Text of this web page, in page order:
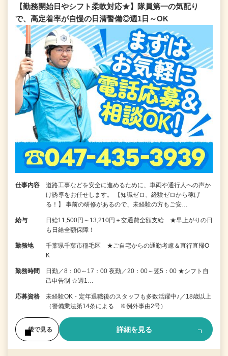
【勤務開始日やシフト柔軟対応★】隊員第一の気配り
で、高定着率が自慢の日清警備◎週1日～OK
仕事内容
道路工事などを安全に進めるために、車両や通行人への声か
け誘導をお任せします。 【知識ゼロ、経験ゼロから稼げ
る！】 事前の研修があるので、未経験の方もご安…
給与
日給11,500円～13,210円＋交通費全額支給 ★早上がりの日
も日給全額保障！
勤務地
千葉県千葉市稲毛区 ★ご自宅からの通勤考慮＆直行直帰O
K
勤務時間
日勤／8：00～17：00 夜勤／20：00～翌5：00 ★シフト自
己申告制 ☆週1…
応募資格
未経験OK・定年退職後のスタッフも多数活躍中♪／18歳以上
（警備業法第14条による ※例外事由2号）
後で見る 詳細を見る